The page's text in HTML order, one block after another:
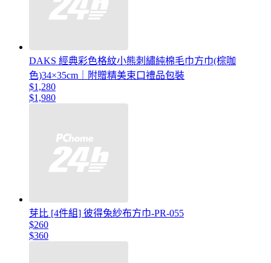
DAKS 經典彩色格紋小熊刺繡純棉毛巾方巾(棕咖
色)34×35cm｜附贈精美束口禮品包裝
$1,280
$1,980
芽比 [4件組] 彼得兔紗布方巾-PR-055
$260
$360